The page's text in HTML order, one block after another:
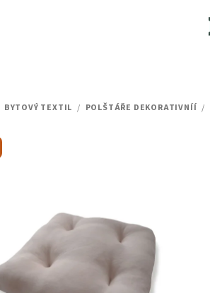
BYTOVÝ TEXTIL / POLŠTÁŘE DEKORATIVNÍÍ /